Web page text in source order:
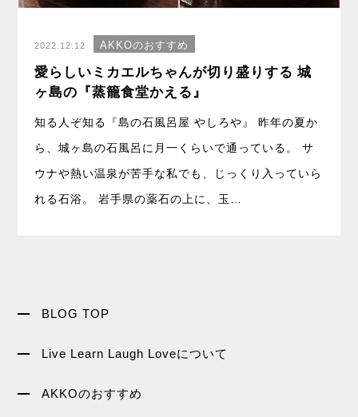
2022.12.12 AKKOのおすすめ
愛らしいミカエルちゃんが切り盛りする 城
ヶ島の『蒸籠食堂かえる』
知る人ぞ知る『島の石風呂屋 やしろや』 昨年の夏か
ら、城ヶ島の石風呂に月一くらいで通っている。 サ
ウナや熱い温泉が苦手な私でも、じっくり入っていら
れる石浴。 岩手県の薬石の上に、玉…
BLOG TOP
Live Learn Laugh Loveについて
AKKOのおすすめ